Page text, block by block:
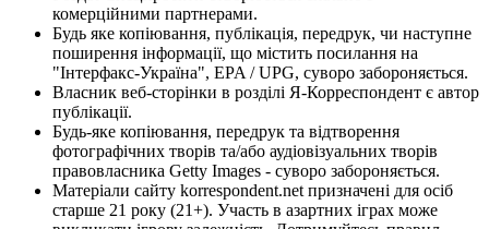
комерційними партнерами.
Будь яке копіювання, публікація, передрук, чи наступне
поширення інформації, що містить посилання на
"Інтерфакс-Україна", EPA / UPG, суворо забороняється.
Власник веб-сторінки в розділі Я-Корреспондент є автор
публікації.
Будь-яке копіювання, передрук та відтворення
фотографічних творів та/або аудіовізуальних творів
правовласника Getty Images - суворо забороняється.
Матеріали сайту korrespondent.net призначені для осіб
старше 21 року (21+). Участь в азартних іграх може